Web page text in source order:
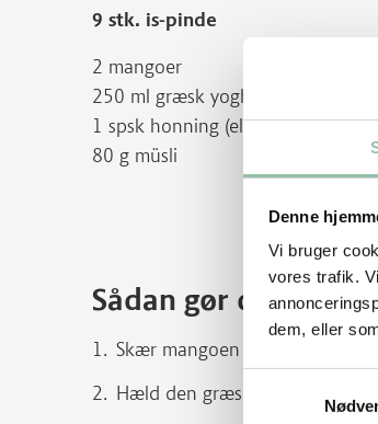
Denne
Vi bruger
vores trafik.
dem, eller
9 stk. is-pinde
2 mangoer
250 ml græsk yoghurt, 2%
1 spsk honning (eller mere alt
80 g müsli
Sådan gør du
Skær mangoen i mindre
Hæld den græske yoghurt op i